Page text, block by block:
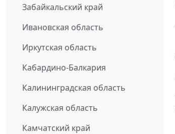
Забайкальский край
Ивановская область
Иркутская область
Кабардино-Балкария
Калининградская область
Калужская область
Камчатский край